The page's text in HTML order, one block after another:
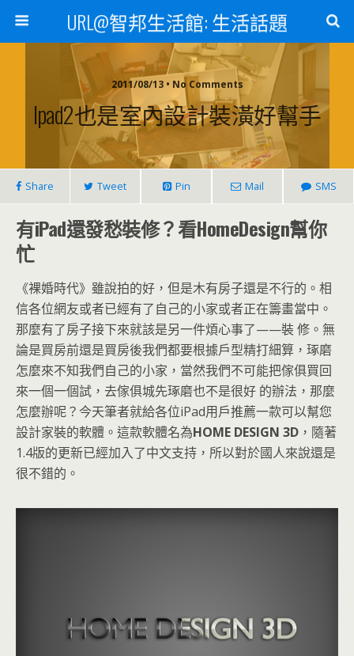
URL@智邦生活館: 生活話題
2011/08/13 • No Comments
Ipad2也是室內設計裝潢好幫手
Share Tweet Pin Mail SMS
有iPad還發愁裝修？看HomeDesign幫你
忙
《裸婚時代》雖說拍的好，但是木有房子還是不行的。相
信各位網友或者已經有了自己的小家或者正在籌畫當中。
那麼有了房子接下來就該是另一件煩心事了——裝 修。無
論是買房前還是買房後我們都要根據戶型精打細算，琢磨
怎麼來不知我們自己的小家，當然我們不可能把傢俱買回
來一個一個試，去傢俱城先琢磨也不是很好 的辦法，那麼
怎麼辦呢？今天筆者就給各位iPad用戶推薦一款可以幫您
設計家裝的軟體。這款軟體名為HOME DESIGN 3D ，隨著
1.4版的更新已經加入了中文支持，所以對於國人來說還是
很不錯的。